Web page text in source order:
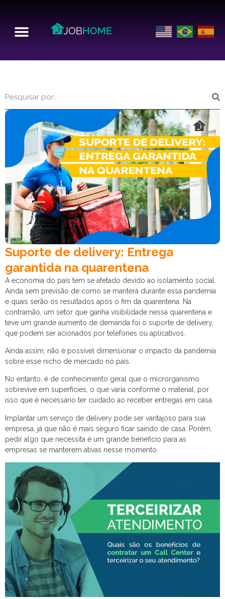
Suporte de delivery: Entrega
garantida na quarentena
A economia do país tem se afetado devido ao isolamento social.
Ainda sem previsão de como se manterá durante essa pandemia
e quais serão os resultados após o fim da quarentena. Na
contramão, um setor que ganha visibilidade nessa quarentena e
teve um grande aumento de demanda foi o suporte de delivery,
que podem ser acionados por telefones ou aplicativos.
Ainda assim, não é possível dimensionar o impacto da pandemia
sobre esse nicho de mercado no país.
No entanto, é de conhecimento geral que o microrganismo
sobrevive em superfícies, o que varia conforme o material, por
isso que é necessário ter cuidado ao receber entregas em casa.
Implantar um serviço de delivery pode ser vantajoso para sua
empresa, já que não é mais seguro ficar saindo de casa. Porém,
pedir algo que necessita é um grande beneficio para as
empresas se manterem ativas nesse momento.